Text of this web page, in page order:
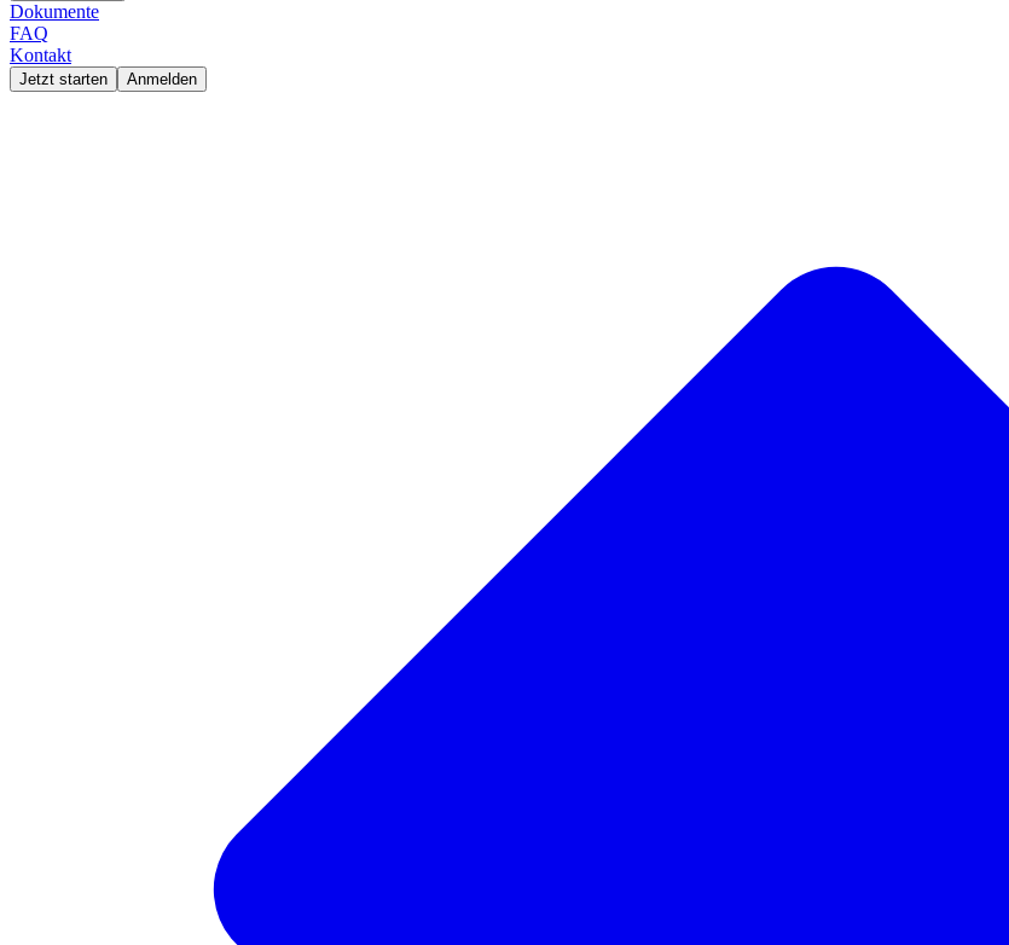
Dokumente
FAQ
Kontakt
Jetzt starten Anmelden